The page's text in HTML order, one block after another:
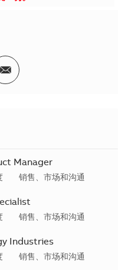
到Twitter
分享到电子邮件
Manager
类别
销售、市场和沟通
类别
销售、市场和沟通
Industries
类别
销售、市场和沟通